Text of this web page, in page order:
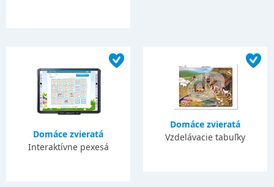
Domáce zvieratá
Interaktívne pexesá
Domáce zvieratá
Vzdelávacie tabuľky